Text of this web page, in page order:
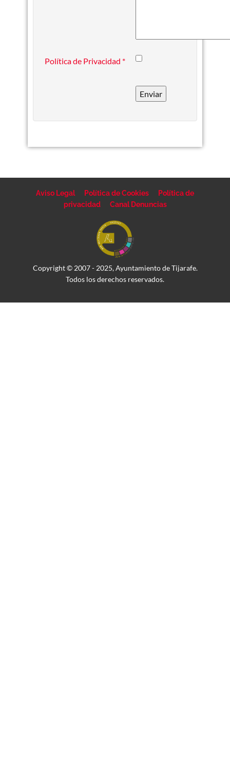
Política de Privacidad *
Enviar
Aviso Legal Política de Cookies
Política de
privacidad
Canal Denuncias
Copyright © 2007 - 2025, Ayuntamiento de Tijarafe.
Todos los derechos reservados.